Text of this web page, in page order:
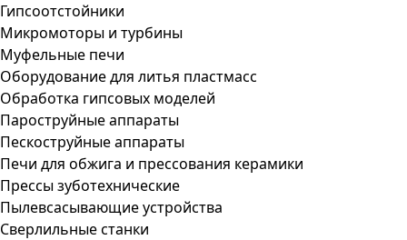
Гипсоотстойники
Микромоторы и турбины
Муфельные печи
Оборудование для литья пластмасс
Обработка гипсовых моделей
Пароструйные аппараты
Пескоструйные аппараты
Печи для обжига и прессования керамики
Прессы зуботехнические
Пылевсасывающие устройства
Сверлильные станки